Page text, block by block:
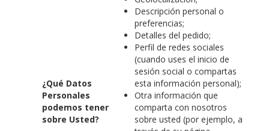
¿Qué Datos
Personales
podemos tener
sobre Usted?
Descripción personal o
preferencias;
Detalles del pedido;
Perfil de redes sociales
(cuando uses el inicio de
sesión social o compartas
esta información personal);
Otra información que
comparta con nosotros
sobre usted (por ejemplo, a